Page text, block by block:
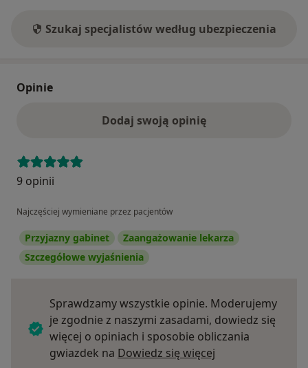
Szukaj specjalistów według ubezpieczenia
Opinie
Dodaj swoją opinię
9 opinii
Najczęściej wymieniane przez pacjentów
Przyjazny gabinet
Zaangażowanie lekarza
Szczegółowe wyjaśnienia
Sprawdzamy wszystkie opinie. Moderujemy
je zgodnie z naszymi zasadami, dowiedz się
więcej o opiniach i sposobie obliczania
gwiazdek na Dowiedz się więcej